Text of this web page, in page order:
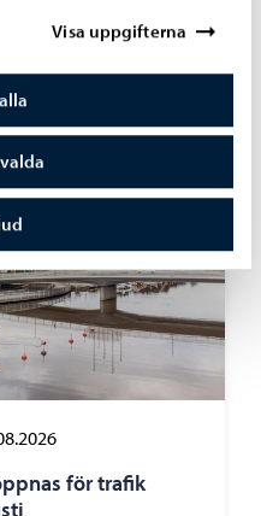
Visa uppgifterna
för trafik